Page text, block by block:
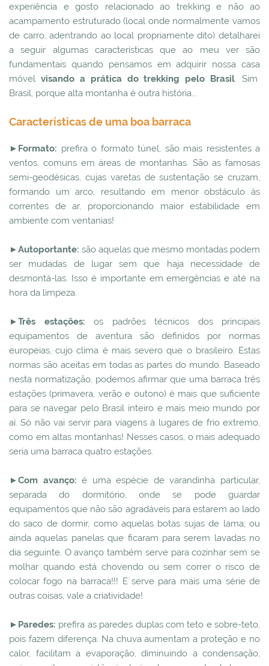
experiência e gosto relacionado ao trekking e não ao
acampamento estruturado (local onde normalmente vamos
de carro, adentrando ao local propriamente dito) detalharei
a seguir algumas características que ao meu ver são
fundamentais quando pensamos em adquirir nossa casa
móvel visando a prática do trekking pelo Brasil. Sim
Brasil, porque alta montanha é outra história...
Características de uma boa barraca
► Formato: prefira o formato túnel, são mais resistentes a
ventos, comuns em áreas de montanhas. São as famosas
semi-geodésicas, cujas varetas de sustentação se cruzam,
formando um arco, resultando em menor obstáculo às
correntes de ar, proporcionando maior estabilidade em
ambiente com ventanias!
►Autoportante: são aquelas que mesmo montadas podem
ser mudadas de lugar sem que haja necessidade de
desmontá-las. Isso é importante em emergências e até na
hora da limpeza.
►Três estações: os padrões técnicos dos principais
equipamentos de aventura são definidos por normas
europeias, cujo clima é mais severo que o brasileiro. Estas
normas são aceitas em todas as partes do mundo. Baseado
nesta normatização, podemos afirmar que uma barraca três
estações (primavera, verão e outono) é mais que suficiente
para se navegar pelo Brasil inteiro e mais meio mundo por
aí. Só não vai servir para viagens à lugares de frio extremo,
como em altas montanhas! Nesses casos, o mais adequado
seria uma barraca quatro estações.
►Com avanço: é uma espécie de varandinha particular,
separada do dormitório, onde se pode guardar
equipamentos que não são agradáveis para estarem ao lado
do saco de dormir, como aquelas botas sujas de lama; ou
ainda aquelas panelas que ficaram para serem lavadas no
dia seguinte. O avanço também serve para cozinhar sem se
molhar quando está chovendo ou sem correr o risco de
colocar fogo na barraca!!! E serve para mais uma série de
outras coisas, vale a criatividade!
►Paredes: prefira as paredes duplas com teto e sobre-teto,
pois fazem diferença: Na chuva aumentam a proteção e no
calor, facilitam a evaporação, diminuindo a condensação,